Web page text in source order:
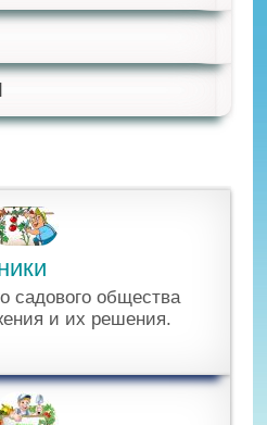
садового общества
и их решения.